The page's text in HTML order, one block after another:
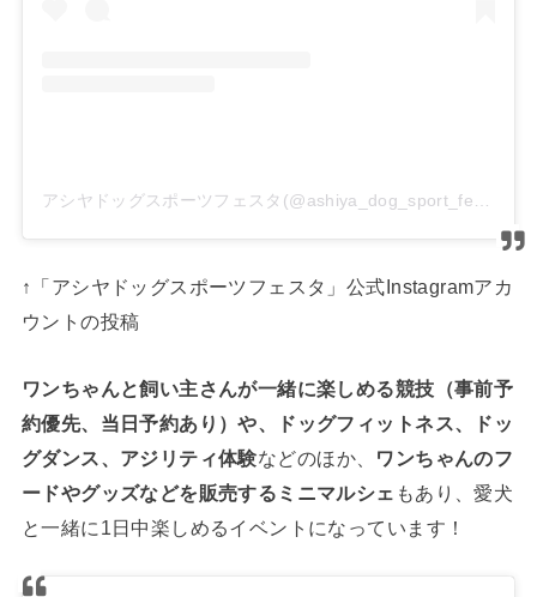
↑「アシヤドッグスポーツフェスタ」公式Instagramアカ
ウントの投稿
ワンちゃんと飼い主さんが一緒に楽しめる競技（事前予
約優先、当日予約あり）や、ドッグフィットネス、ドッ
グダンス、アジリティ体験などのほか、 ワンちゃんのフ
ードやグッズなどを販売するミニマルシェ もあり、愛犬
と一緒に1日中楽しめるイベントになっています！